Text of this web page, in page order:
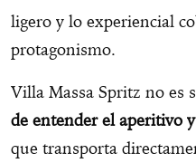
ligero y lo experiencial
protagonismo.
Villa Massa Spritz no es
de entender el aperitivo
que transporta